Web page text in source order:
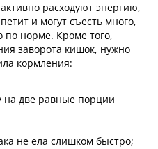
расходуют энергию,
и могут съесть много,
по норме. Кроме того,
заворота кишок, нужно
кормления:
на две равные порции
не ела слишком быстро;